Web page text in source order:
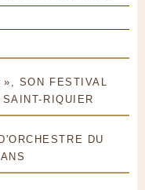
SON FESTIVAL
RIQUIER
DU